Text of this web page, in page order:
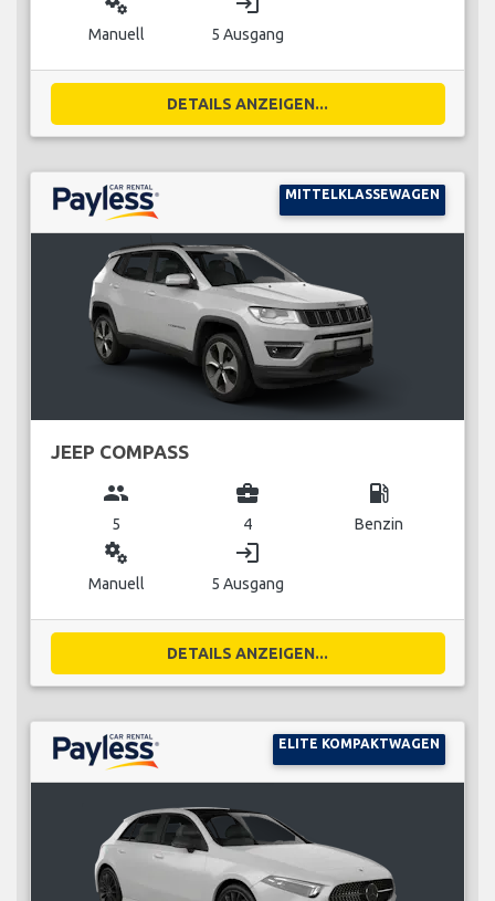
Manuell 5 Ausgang
DETAILS ANZEIGEN...
MITTELKLASSEWAGEN
JEEP COMPASS
group
5
business_center
4
local_gas_station
Benzin
miscellaneous_services
Manuell
login
5 Ausgang
DETAILS ANZEIGEN...
ELITE KOMPAKTWAGEN